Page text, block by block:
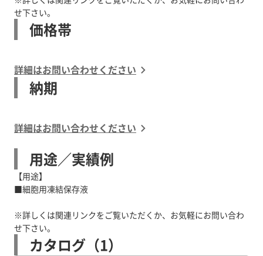
せ下さい。
価格帯
詳細はお問い合わせください
納期
詳細はお問い合わせください
用途／実績例
【用途】
■細胞用凍結保存液
※詳しくは関連リンクをご覧いただくか、お気軽にお問い合わ
せ下さい。
カタログ（1）